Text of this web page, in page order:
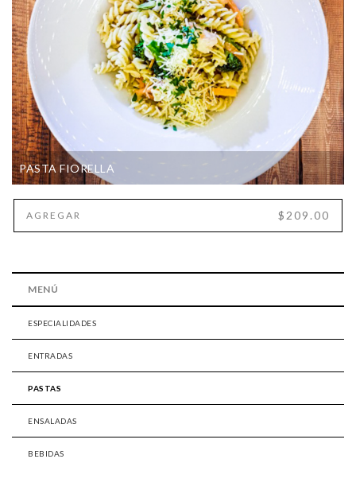
PASTA FIORELLA
AGREGAR $209.00
MENÚ
ESPECIALIDADES
ENTRADAS
PASTAS
ENSALADAS
BEBIDAS